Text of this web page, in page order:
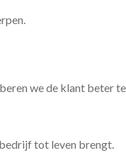
we de klant beter
tot leven brengt.